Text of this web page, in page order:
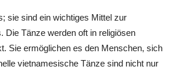
sie sind ein wichtiges Mittel zur
Die Tänze werden oft in religiösen
Sie ermöglichen es den Menschen, sich
vietnamesische Tänze sind nicht nur